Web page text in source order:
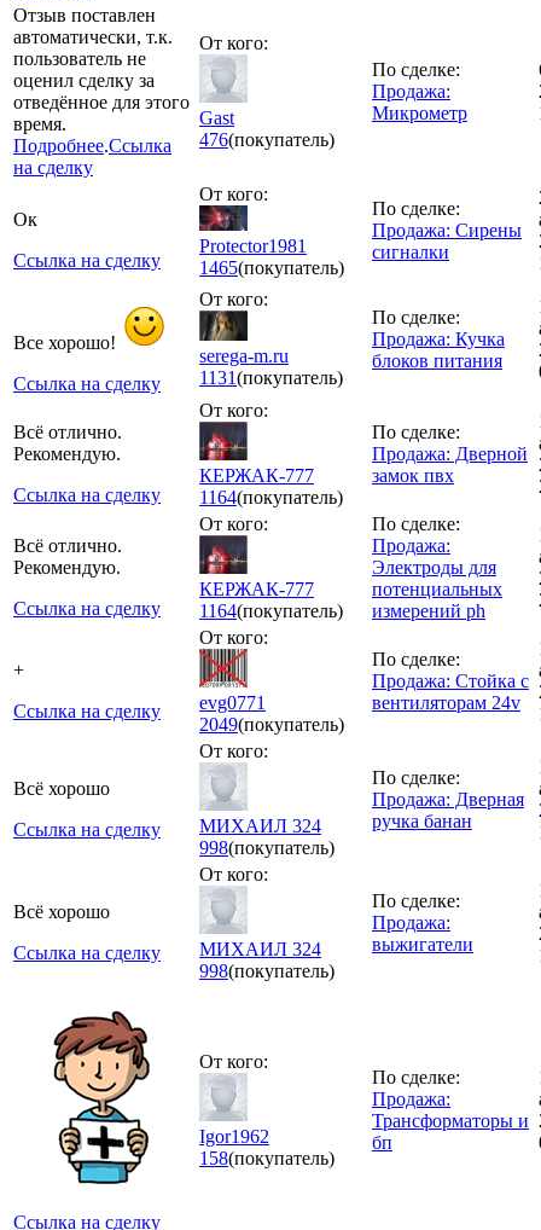
Отзыв поставлен
автоматически, т.к.
пользователь не
оценил сделку за
отведённое для этого
время.
Подробнее.Ссылка
на сделку
От кого:
Gast
476(покупатель)
По сделке:
Продажа:
Микрометр
Ок
Ссылка на сделку
От кого:
Protector1981
1465(покупатель)
По сделке:
Продажа: Сирены
сигналки
Все хорошо!
Ссылка на сделку
От кого:
serega-m.ru
1131(покупатель)
По сделке:
Продажа: Кучка
блоков питания
Всё отлично.
Рекомендую.
Ссылка на сделку
От кого:
КЕРЖАК-777
1164(покупатель)
По сделке:
Продажа: Дверной
замок пвх
Всё отлично.
Рекомендую.
Ссылка на сделку
От кого:
КЕРЖАК-777
1164(покупатель)
По сделке:
Продажа:
Электроды для
потенциальных
измерений ph
+
Ссылка на сделку
От кого:
evg0771
2049(покупатель)
По сделке:
Продажа: Стойка с
вентиляторам 24v
Всё хорошо
Ссылка на сделку
От кого:
МИХАИЛ 324
998(покупатель)
По сделке:
Продажа: Дверная
ручка банан
Всё хорошо
Ссылка на сделку
От кого:
МИХАИЛ 324
998(покупатель)
По сделке:
Продажа:
выжигатели
Ссылка на сделку
От кого:
Igor1962
158(покупатель)
По сделке:
Продажа:
Трансформаторы и
бп